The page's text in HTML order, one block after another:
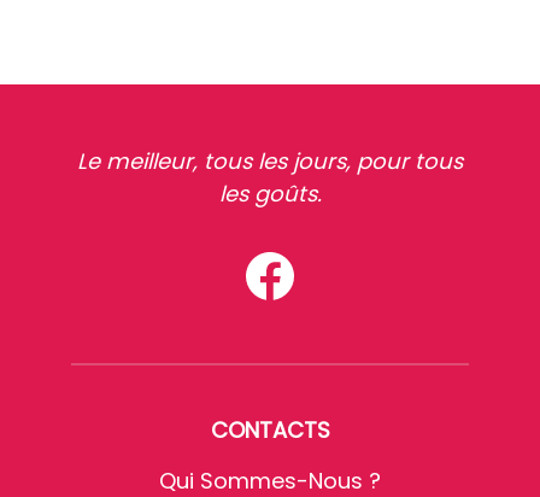
Le meilleur, tous les jours, pour tous
les goûts.
CONTACTS
Qui Sommes-Nous ?